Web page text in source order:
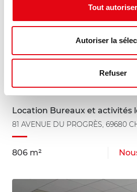
Tout autoriser
Autoriser la
Refuser
Location Bureaux et activités
81 AVENUE DU PROGRÈS, 69680
806 m²